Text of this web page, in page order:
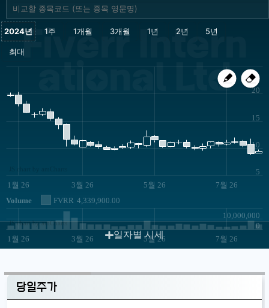
Fiverr Intern
ational Ltd
1월 26 3월 26 5월 26 7월 26
5
10
15
20
Volume FVRR 4,339,900.00
1월 26 3월 26 5월 26 7월 26
0
10,000,000
JS chart by amCharts
일자별 시세
당일주가